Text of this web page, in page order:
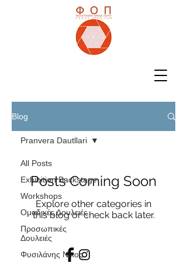
Blog
All Posts
Exhibition Backstage
Workshops
Ομαδικές Δουλειές
Προσωπικές
Δουλειές
Φυσιλάνης Νίκος
Pranvera Dautllari
Posts Coming Soon
Explore other categories in
this blog or check back later.